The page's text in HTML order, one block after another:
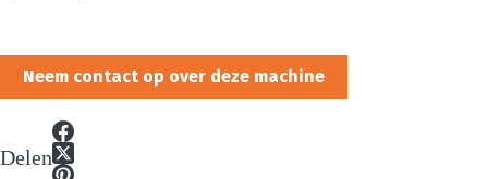
Neem contact op over deze machine
Delen